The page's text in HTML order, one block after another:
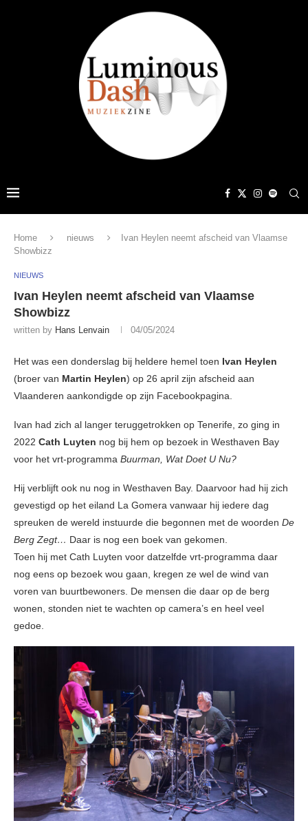
Home nieuws
Ivan Heylen neemt afscheid van Vlaamse
Showbizz
NIEUWS
Ivan Heylen neemt afscheid van Vlaamse
Showbizz
written by Hans Lenvain 04/05/2024
Het was een donderslag bij heldere hemel toen Ivan Heylen
(broer van Martin Heylen) op 26 april zijn afscheid aan
Vlaanderen aankondigde op zijn Facebookpagina.
Ivan had zich al langer teruggetrokken op Tenerife, zo ging in
2022 Cath Luyten nog bij hem op bezoek in Westhaven Bay
voor het vrt-programma Buurman, Wat Doet U Nu?
Hij verblijft ook nu nog in Westhaven Bay. Daarvoor had hij zich
gevestigd op het eiland La Gomera vanwaar hij iedere dag
spreuken de wereld instuurde die begonnen met de woorden De
Berg Zegt… Daar is nog een boek van gekomen.
Toen hij met Cath Luyten voor datzelfde vrt-programma daar
nog eens op bezoek wou gaan, kregen ze wel de wind van
voren van buurtbewoners. De mensen die daar op de berg
wonen, stonden niet te wachten op camera’s en heel veel
gedoe.